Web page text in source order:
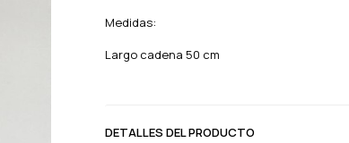
Medidas:
Largo cadena 50 cm
DETALLES DEL PRODUCTO